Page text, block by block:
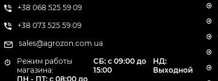
+38 068 525 59 09
+38 073 525 59 09
sales@agrozon.com.ua
Режим работы
магазина:
ПН - ПТ: с 08:00 до
СБ: с 09:00 до
15:00
НД:
Выходной